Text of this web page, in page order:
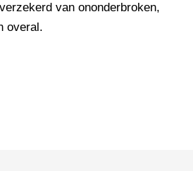
van ononderbroken,
overal.